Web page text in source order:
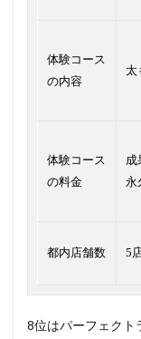
体験コース
の内容
太
体験コース
の料金
成
永
都内店舗数 5
8位はパーフェクト